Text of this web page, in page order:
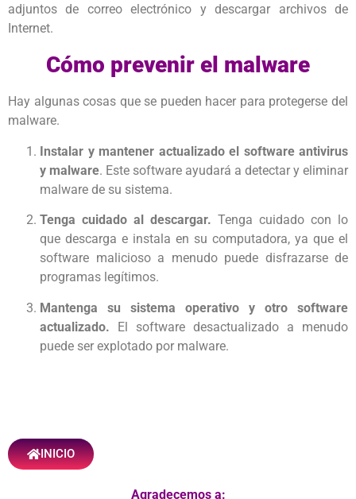
adjuntos de correo electrónico y descargar archivos de
Internet.
Cómo prevenir el malware
Hay algunas cosas que se pueden hacer para protegerse del
malware.
Instalar y mantener actualizado el software antivirus
y malware. Este software ayudará a detectar y eliminar
malware de su sistema.
Tenga cuidado al descargar. Tenga cuidado con lo
que descarga e instala en su computadora, ya que el
software malicioso a menudo puede disfrazarse de
programas legítimos.
Mantenga su sistema operativo y otro software
actualizado. El software desactualizado a menudo
puede ser explotado por malware.
INICIO
Agradecemos a: